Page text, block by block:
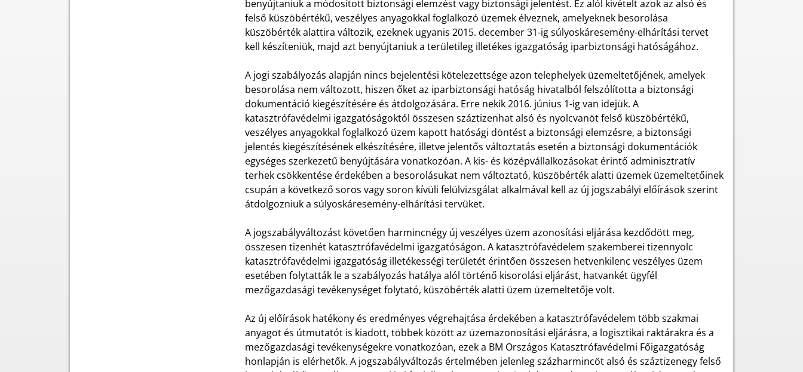
benyújtaniuk a módosított biztonsági elemzést vagy biztonsági jelentést. Ez alól kivételt azok az alsó és
felső küszöbértékű, veszélyes anyagokkal foglalkozó üzemek élveznek, amelyeknek besorolása
küszöbérték alattira változik, ezeknek ugyanis 2015. december 31-ig súlyoskáresemény-elhárítási tervet
kell készíteniük, majd azt benyújtaniuk a területileg illetékes igazgatóság iparbiztonsági hatóságához.
A jogi szabályozás alapján nincs bejelentési kötelezettsége azon telephelyek üzemeltetőjének, amelyek
besorolása nem változott, hiszen őket az iparbiztonsági hatóság hivatalból felszólította a biztonsági
dokumentáció kiegészítésére és átdolgozására. Erre nekik 2016. június 1-ig van idejük. A
katasztrófavédelmi igazgatóságoktól összesen száztizenhat alsó és nyolcvanöt felső küszöbértékű,
veszélyes anyagokkal foglalkozó üzem kapott hatósági döntést a biztonsági elemzésre, a biztonsági
jelentés kiegészítésének elkészítésére, illetve jelentős változtatás esetén a biztonsági dokumentációk
egységes szerkezetű benyújtására vonatkozóan. A kis- és középvállalkozásokat érintő adminisztratív
terhek csökkentése érdekében a besorolásukat nem változtató, küszöbérték alatti üzemek üzemeltetőinek
csupán a következő soros vagy soron kívüli felülvizsgálat alkalmával kell az új jogszabályi előírások szerint
átdolgozniuk a súlyoskáresemény-elhárítási tervüket.
A jogszabályváltozást követően harmincnégy új veszélyes üzem azonosítási eljárása kezdődött meg,
összesen tizenhét katasztrófavédelmi igazgatóságon. A katasztrófavédelem szakemberei tizennyolc
katasztrófavédelmi igazgatóság illetékességi területét érintően összesen hetvenkilenc veszélyes üzem
esetében folytatták le a szabályozás hatálya alól történő kisorolási eljárást, hatvankét ügyfél
mezőgazdasági tevékenységet folytató, küszöbérték alatti üzem üzemeltetője volt.
Az új előírások hatékony és eredményes végrehajtása érdekében a katasztrófavédelem több szakmai
anyagot és útmutatót is kiadott, többek között az üzemazonosítási eljárásra, a logisztikai raktárakra és a
mezőgazdasági tevékenységekre vonatkozóan, ezek a BM Országos Katasztrófavédelmi Főigazgatóság
honlapján is elérhetők. A jogszabályváltozás értelmében jelenleg százharmincöt alsó és száztizenegy felső